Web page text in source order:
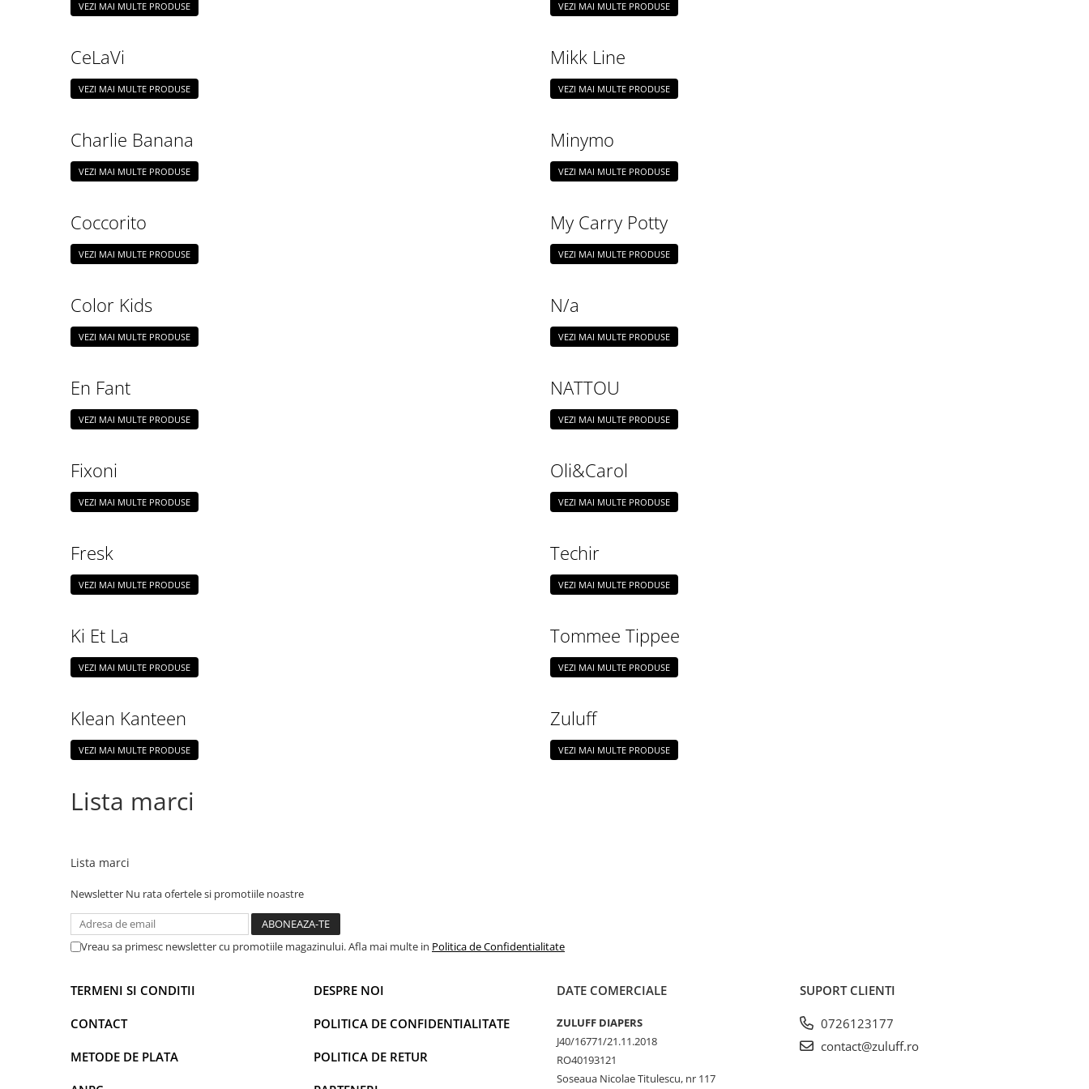
Jucarii pentru dentitie
BAMBINO MIO
LOVE TO DREAM
Sac de dormit pentru tranziție
Sac de dormit nou nascut Swaddle
Chilotei de antrenament la olita
Olite si reductoare
VEZI MAI MULTE PRODUSE
CeLaVi
VEZI MAI MULTE PRODUSE
Charlie Banana
VEZI MAI MULTE PRODUSE
Coccorito
VEZI MAI MULTE PRODUSE
Color Kids
VEZI MAI MULTE PRODUSE
En Fant
VEZI MAI MULTE PRODUSE
Fixoni
VEZI MAI MULTE PRODUSE
Fresk
VEZI MAI MULTE PRODUSE
Ki Et La
VEZI MAI MULTE PRODUSE
Klean Kanteen
VEZI MAI MULTE PRODUSE
VEZI MAI MULTE PRODUSE
Mikk Line
VEZI MAI MULTE PRODUSE
Minymo
VEZI MAI MULTE PRODUSE
My Carry Potty
VEZI MAI MULTE PRODUSE
N/a
VEZI MAI MULTE PRODUSE
NATTOU
VEZI MAI MULTE PRODUSE
Oli&Carol
VEZI MAI MULTE PRODUSE
Techir
VEZI MAI MULTE PRODUSE
Tommee Tippee
VEZI MAI MULTE PRODUSE
Zuluff
VEZI MAI MULTE PRODUSE
Lista marci
Lista marci
Newsletter Nu rata ofertele si promotiile noastre
Vreau sa primesc newsletter cu promotiile magazinului. Afla mai multe in Politica de Confidentialitate
TERMENI SI CONDITII
CONTACT
METODE DE PLATA
DESPRE NOI
POLITICA DE CONFIDENTIALITATE
POLITICA DE RETUR
DATE COMERCIALE
ZULUFF DIAPERS
J40/16771/21.11.2018
RO40193121
Soseaua Nicolae Titulescu, nr 117
SUPORT CLIENTI
0726123177
contact@zuluff.ro